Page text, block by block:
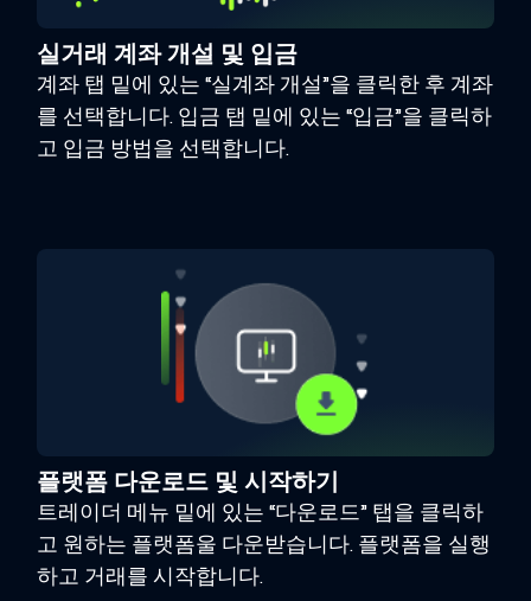
실거래 계좌 개설 및 입금
계좌 탭 밑에 있는 “실계좌 개설”을 클릭한 후 계좌
를 선택합니다. 입금 탭 밑에 있는 “입금”을 클릭하
고 입금 방법을 선택합니다.
플랫폼 다운로드 및 시작하기
트레이더 메뉴 밑에 있는 “다운로드” 탭을 클릭하
고 원하는 플랫폼울 다운받습니다. 플랫폼을 실행
하고 거래를 시작합니다.